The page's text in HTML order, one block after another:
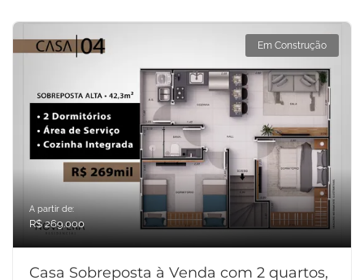
Em Construção
A partir de:
R$ 269.000
Casa Sobreposta à Venda com 2 quartos,